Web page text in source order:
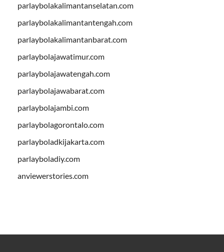
parlaybolakalimantanselatan.com
parlaybolakalimantantengah.com
parlaybolakalimantanbarat.com
parlaybolajawatimur.com
parlaybolajawatengah.com
parlaybolajawabarat.com
parlaybolajambi.com
parlaybolagorontalo.com
parlayboladkijakarta.com
parlayboladiy.com
anviewerstories.com